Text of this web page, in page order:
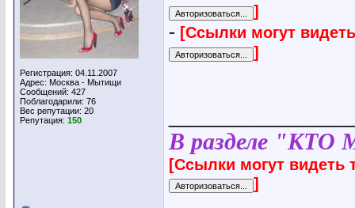
Регистрация: 04.11.2007
Адрес: Москва - Мытищи
Сообщений: 427
Поблагодарили: 76
Вес репутации: 20
Репутация: 150
]
- [Ссылки могут
]
В разделе
[Ссылки могут видеть
]